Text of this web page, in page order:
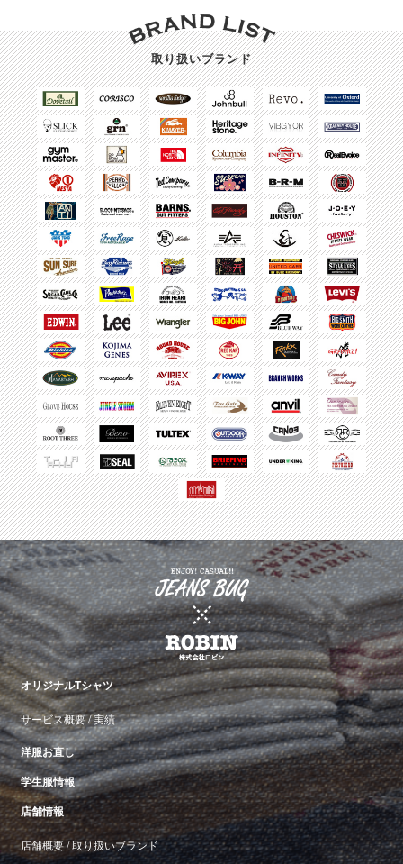
取り扱いブランド
オリジナルTシャツ
サービス概要/実績
洋服お直し
学生服情報
店舗情報
店舗概要/取り扱いブランド